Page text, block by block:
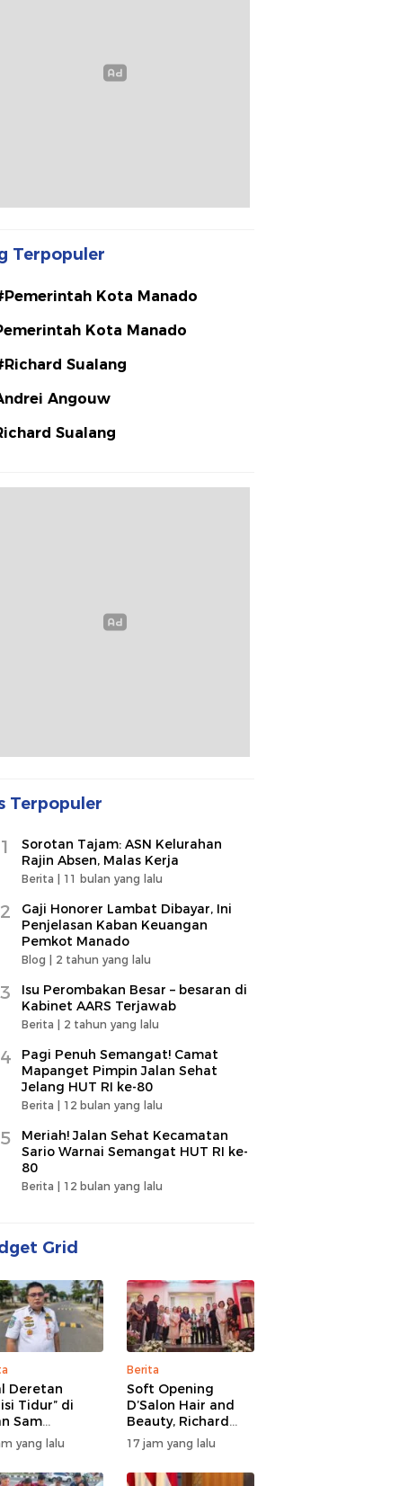
Terpopuler
Kota Manado
Kota Manado
Sualang
Angouw
Sualang
Terpopuler
Sorotan Tajam: ASN Kelurahan
Rajin Absen, Malas Kerja
Berita | 11 bulan yang lalu
Gaji Honorer Lambat Dibayar, Ini
Penjelasan Kaban Keuangan
Pemkot Manado
Blog | 2 tahun yang lalu
Isu Perombakan Besar – besaran di
Kabinet AARS Terjawab
Berita | 2 tahun yang lalu
Pagi Penuh Semangat! Camat
Mapanget Pimpin Jalan Sehat
Jelang HUT RI ke-80
Berita | 12 bulan yang lalu
Meriah! Jalan Sehat Kecamatan
Sario Warnai Semangat HUT RI ke-
80
Berita | 12 bulan yang lalu
Grid
Deretan
Tidur” di
Sam
17
Dishub
yang lalu
Berita
Soft Opening
D’Salon Hair and
Beauty, Richard
Sualang: Bukti Iklim
Usaha di Manado
Terus Bertumbuh
17 jam yang lalu